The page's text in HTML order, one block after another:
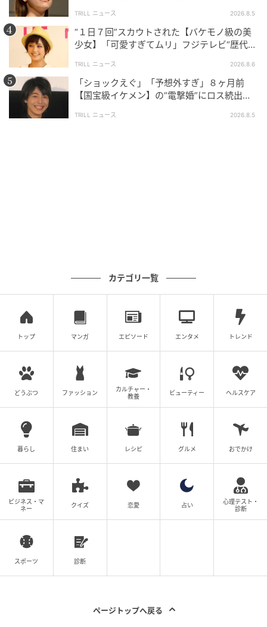
CBS Evening News(@cbseveningnews)がシェアした投稿
TRILL ニュース 2026.8.5
“１日７回”スカウトされた【バケモノ級の美
少女】「可愛すぎてムリ」フジテレビ“歴代N
TRILL ニュース 2026.8.6
「ショックえぐ」「予想外すぎ」８ヶ月前
【国宝級イケメン】の“電撃婚”にロス続出！
TRILL ニュース 2026.8.5
カテゴリ一覧
トップ マンガ エピソード エンタメ トレンド
どうぶつ ファッション
カルチャー・
教養
ビューティー ヘルスケア
暮らし 住まい レシピ グルメ おでかけ
ビジネス・マ
ネー
クイズ 恋愛 占い
心理テスト・
診断
スポーツ 診断
ページトップへ戻る